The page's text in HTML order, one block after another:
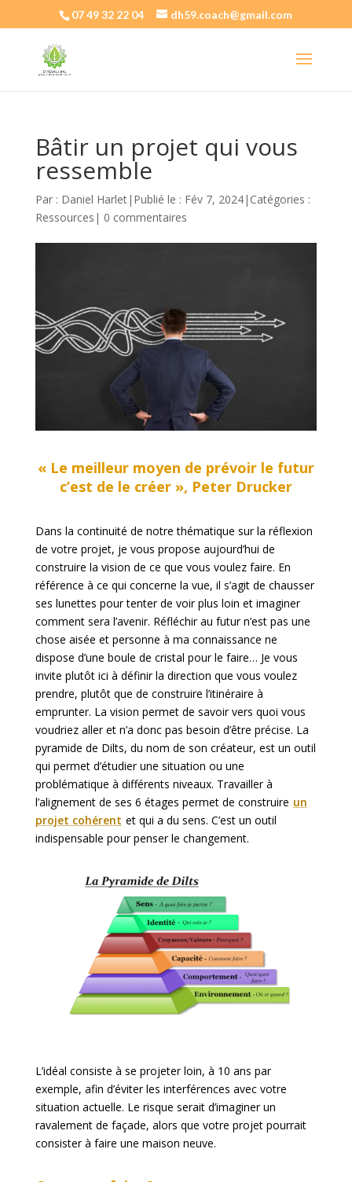
07 49 32 22 04 dh59.coach@gmail.com
Bâtir un projet qui vous
ressemble
Par : Daniel Harlet| Publié le : Fév 7, 2024| Catégories :
Ressources | 0 commentaires
« Le meilleur moyen de prévoir le futur
c’est de le créer », Peter Drucker
Dans la continuité de notre thématique sur la réflexion
de votre projet, je vous propose aujourd’hui de
construire la vision de ce que vous voulez faire. En
référence à ce qui concerne la vue, il s’agit de chausser
ses lunettes pour tenter de voir plus loin et imaginer
comment sera l’avenir. Réfléchir au futur n’est pas une
chose aisée et personne à ma connaissance ne
dispose d’une boule de cristal pour le faire… Je vous
invite plutôt ici à définir la direction que vous voulez
prendre, plutôt que de construire l’itinéraire à
emprunter. La vision permet de savoir vers quoi vous
voudriez aller et n’a donc pas besoin d’être précise. La
pyramide de Dilts, du nom de son créateur, est un outil
qui permet d’étudier une situation ou une
problématique à différents niveaux. Travailler à
l’alignement de ses 6 étages permet de construire un
projet cohérent et qui a du sens. C’est un outil
indispensable pour penser le changement.
L’idéal consiste à se projeter loin, à 10 ans par
exemple, afin d’éviter les interférences avec votre
situation actuelle. Le risque serait d’imaginer un
ravalement de façade, alors que votre projet pourrait
consister à faire une maison neuve.